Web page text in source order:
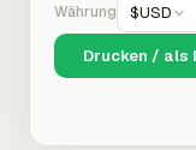
Währung $USD
Drucken / als